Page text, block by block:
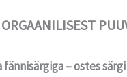
– ostes